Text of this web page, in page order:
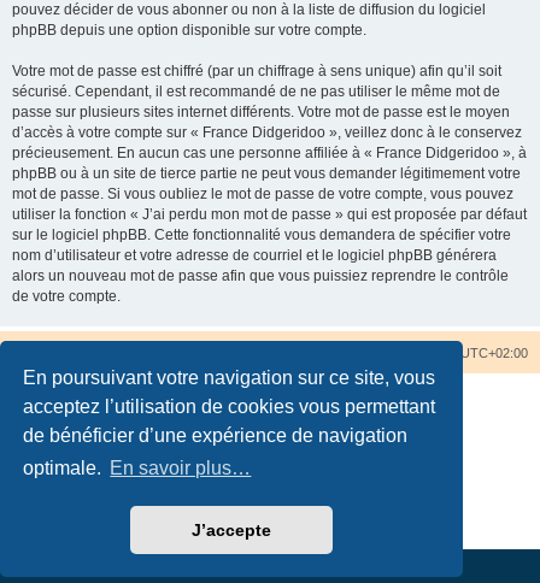
En poursuivant votre navigation sur ce site, vous
acceptez l’utilisation de cookies vous permettant
de bénéficier d’une expérience de navigation
optimale. En savoir plus…
J’accepte
pouvez décider de vous abonner ou non à la liste de diffusion du logiciel
phpBB depuis une option disponible sur votre compte.
Votre mot de passe est chiffré (par un chiffrage à sens unique) afin qu’il soit
sécurisé. Cependant, il est recommandé de ne pas utiliser le même mot de
passe sur plusieurs sites internet différents. Votre mot de passe est le moyen
d’accès à votre compte sur « France Didgeridoo », veillez donc à le conservez
précieusement. En aucun cas une personne affiliée à « France Didgeridoo », à
phpBB ou à un site de tierce partie ne peut vous demander légitimement votre
mot de passe. Si vous oubliez le mot de passe de votre compte, vous pouvez
utiliser la fonction « J’ai perdu mon mot de passe » qui est proposée par défaut
sur le logiciel phpBB. Cette fonctionnalité vous demandera de spécifier votre
nom d’utilisateur et votre adresse de courriel et le logiciel phpBB générera
alors un nouveau mot de passe afin que vous puissiez reprendre le contrôle
de votre compte.
UTC+02:00
Traduction française officielle©
Confidentialité